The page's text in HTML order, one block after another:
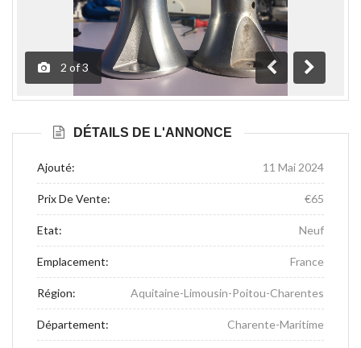
2 of3
Précédente
Suivante
DÉTAILS DE L'ANNONCE
Ajouté: 11 Mai 2024
Prix De Vente: €65
Etat: Neuf
Emplacement: France
Région: Aquitaine-Limousin-Poitou-Charentes
Département: Charente-Maritime